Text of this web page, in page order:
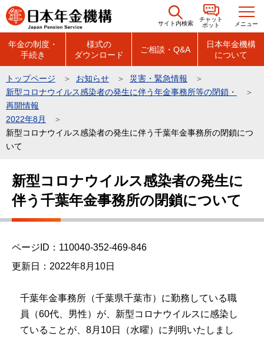
こ
の
の
先
頭
で
す
サイト内検索
チャット
ボット
メニュー
年金の制度・
手続き
様式の
ダウンロード
ご相談・Q&A
日本年金機構
について
トップページ お知らせ
災害・緊急情報
新型コロナウイルス感染者の発生に伴う年金事務所等の閉鎖・
再開情報
2022年8月
新型コロナウイルス感染者の発生に伴う千葉年金事務所の閉鎖につ
いて
新型コロナウイルス感染者の発生に
伴う千葉年金事務所の閉鎖について
ページID：110040-352-469-846
更新日：2022年8月10日
千葉年金事務所（千葉県千葉市）に勤務している職
員（60代、男性）が、新型コロナウイルスに感染し
ていることが、8月10日（水曜）に判明いたしまし